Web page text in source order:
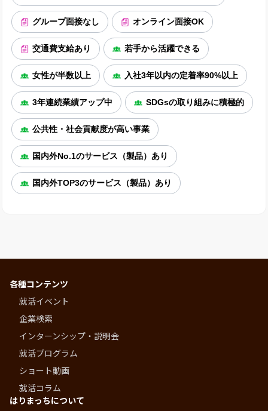
グループ面接なし オンライン面接OK
交通費支給あり 若手から活躍できる
女性が半数以上 入社3年以内の定着率90%以上
3年連続業績アップ中 SDGsの取り組みに積極的
公共性・社会貢献度が高い事業
国内外No.1のサービス（製品）あり
国内外TOP3のサービス（製品）あり
各種コンテンツ
就活イベント
企業検索
インターンシップ・説明会
就活プログラム
ショート動画
就活コラム
はりまっちについて